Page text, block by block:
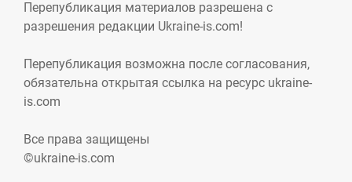
Перепубликация материалов разрешена с
разрешения редакции Ukraine-is.com!
Перепубликация возможна после согласования,
обязательна открытая ссылка на ресурс ukraine-
is.com
Все права защищены
©ukraine-is.com